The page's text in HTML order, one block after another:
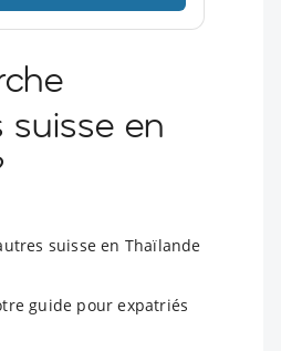
suisse en
suisse en Thaïlande
guide pour expatriés